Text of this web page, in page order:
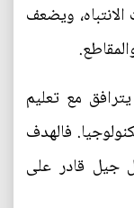
ويضعف
مع تعليم
فالهدف
جيل قادر على